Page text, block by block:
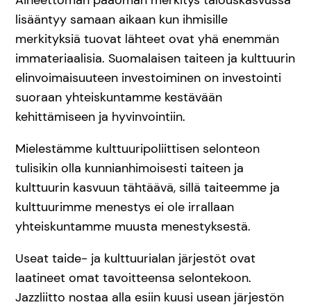
lisääntyy samaan aikaan kun ihmisille
merkityksiä tuovat lähteet ovat yhä enemmän
immateriaalisia. Suomalaisen taiteen ja kulttuurin
elinvoimaisuuteen investoiminen on investointi
suoraan yhteiskuntamme kestävään
kehittämiseen ja hyvinvointiin.
Mielestämme kulttuuripoliittisen selonteon
tulisikin olla kunnianhimoisesti taiteen ja
kulttuurin kasvuun tähtäävä, sillä taiteemme ja
kulttuurimme menestys ei ole irrallaan
yhteiskuntamme muusta menestyksestä.
Useat taide- ja kulttuurialan järjestöt ovat
laatineet omat tavoitteensa selontekoon.
Jazzliitto nostaa alla esiin kuusi usean järjestön